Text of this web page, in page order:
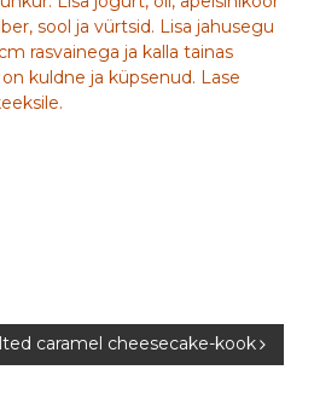
sool ja vürtsid. Lisa jahusegu
rasvainega ja kalla tainas
kuldne ja küpsenud. Lase
caramel cheesecake-kook